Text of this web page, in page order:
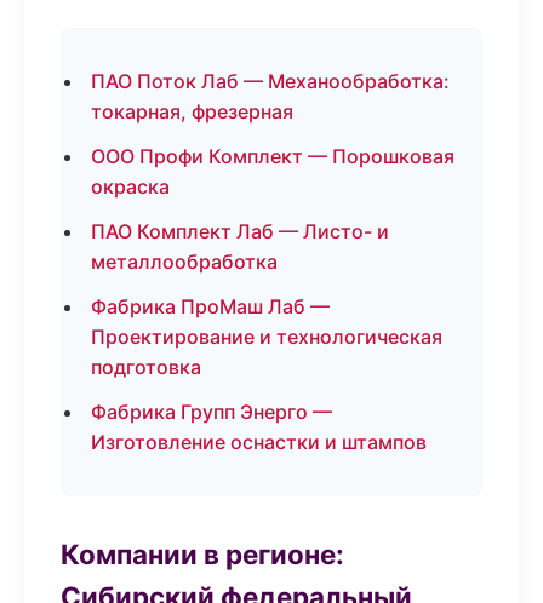
ПАО Поток Лаб — Механообработка:
токарная, фрезерная
ООО Профи Комплект — Порошковая
окраска
ПАО Комплект Лаб — Листо- и
металлообработка
Фабрика ПроМаш Лаб —
Проектирование и технологическая
подготовка
Фабрика Групп Энерго —
Изготовление оснастки и штампов
Компании в регионе:
Сибирский федеральный